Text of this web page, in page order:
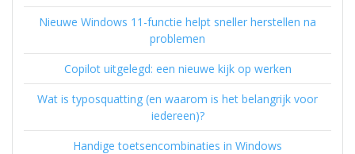
Nieuwe Windows 11-functie helpt sneller herstellen na
problemen
Copilot uitgelegd: een nieuwe kijk op werken
Wat is typosquatting (en waarom is het belangrijk voor
iedereen)?
Handige toetsencombinaties in Windows